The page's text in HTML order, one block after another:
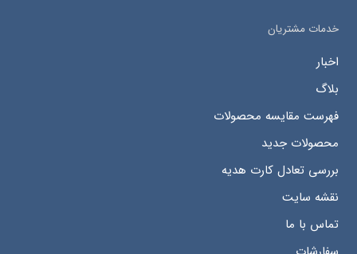
خدمات مشتریان
اخبار
بلاگ
فهرست مقایسه محصولات
محصولات جدید
بررسی تعادل کارت هدیه
نقشه سایت
تماس با ما